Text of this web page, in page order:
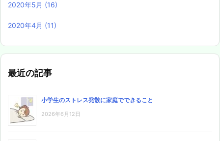
2020年5月 (16)
2020年4月 (11)
最近の記事
小学生のストレス発散に家庭でできること
2026年6月12日